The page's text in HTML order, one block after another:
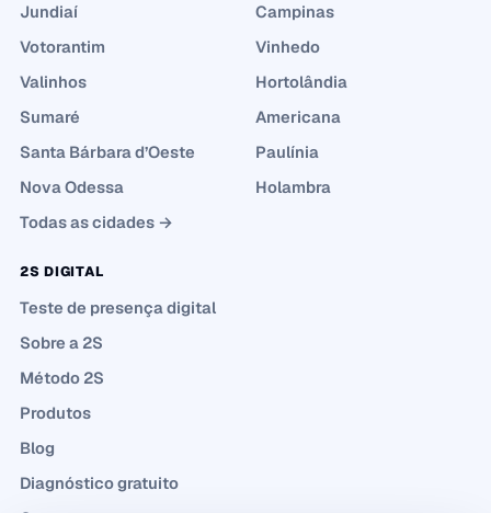
Jundiaí
Campinas
Votorantim
Vinhedo
Valinhos
Hortolândia
Sumaré
Americana
Santa Bárbara d’Oeste
Paulínia
Nova Odessa
Holambra
Todas as cidades →
2S DIGITAL
Teste de presença digital
Sobre a 2S
Método 2S
Produtos
Blog
Diagnóstico gratuito